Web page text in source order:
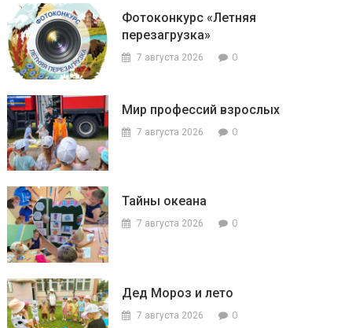
Фотоконкурс «Летняя
перезагрузка»
7 августа 2026 0
Мир профессий взрослых
7 августа 2026 0
Тайны океана
7 августа 2026 0
Дед Мороз и лето
7 августа 2026 0